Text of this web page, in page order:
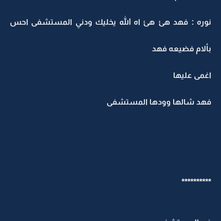
: فهد هئ هئ اه الله يخليك ودني المستشفى احس
فضيعه فهد
عليها
شالها وودها المستشفى